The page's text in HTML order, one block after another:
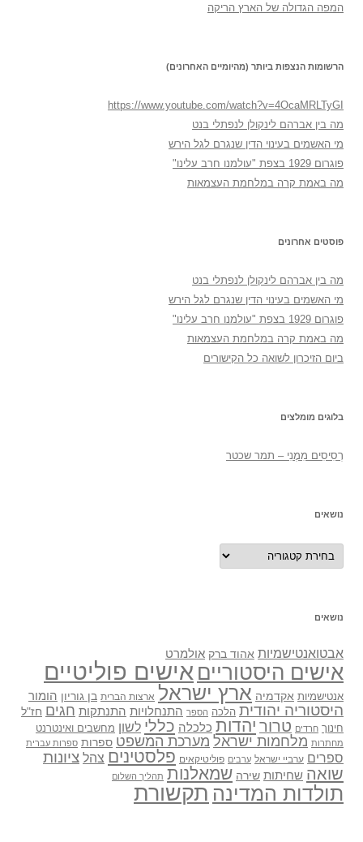
המפה הגדולה של הארץ הריקה
הרשומות הנצפות ביותר (מהיומיים האחרונים)
https://www.youtube.com/watch?v=4OcaMRLTyGI
מה בין אברהם לינקולן לנפתלי בנט
מי האשמים בעינוי הדין שנגרם לגל הירש
פוגרום 1929 בצפת "עולמנו חרב עלינו"
מה באמת קרה במלחמת העצמאות
פוסטים אחרונים
מה בין אברהם לינקולן לנפתלי בנט
מי האשמים בעינוי הדין שנגרם לגל הירש
פוגרום 1929 בצפת "עולמנו חרב עלינו"
מה באמת קרה במלחמת העצמאות
ביום הזיכרון לשואה כל הקישורים
בלוגים מומלצים
רְסִיסִים מִמֶנִי – תמר שכטר
נושאים
נושאים
נושאים
אבטואנטישמיות אהוד ברק אולמרט
אישים היסטוריים אישים פוליטיים
אנטישמיות אקדמיה ארץ ישראל ארצות הברית בן גוריון הומור
היסטוריה יהודית הלכה הספר התנחלויות התנתקות חגים חז"ל
חינוך חרדים טרור יהדות כלכלה כללי לשון מחשבים ואינטרנט
מחתרות מלחמות ישראל מערכת המשפט ספרות ספרות עברית
ספרים ערביי ישראל ערבים פוליטיקאים פלסטינים צהל ציונות
שואה שחיתות שירה שמאלנות תהליך השלום
תולדות המדינה תקשורת